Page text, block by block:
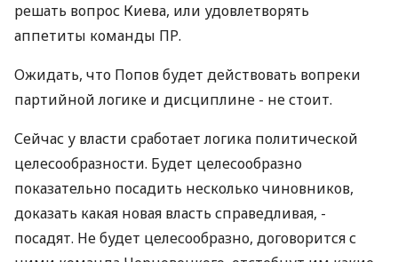
решать вопрос Киева, или удовлетворять
аппетиты команды ПР.
Ожидать, что Попов будет действовать вопреки
партийной логике и дисциплине - не стоит.
Сейчас у власти сработает логика политической
целесообразности. Будет целесообразно
показательно посадить несколько чиновников,
доказать какая новая власть справедливая, -
посадят. Не будет целесообразно, договорится с